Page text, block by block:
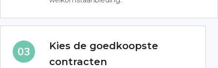
Kies de goedkoopste
contracten